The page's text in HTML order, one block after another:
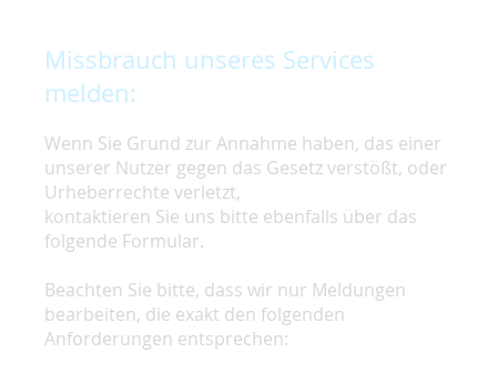
Missbrauch unseres Services
melden:
Wenn Sie Grund zur Annahme haben, das einer
unserer Nutzer gegen das Gesetz verstößt, oder
Urheberrechte verletzt,
kontaktieren Sie uns bitte ebenfalls über das
folgende Formular.
Beachten Sie bitte, dass wir nur Meldungen
bearbeiten, die exakt den folgenden
Anforderungen entsprechen: